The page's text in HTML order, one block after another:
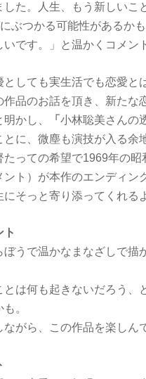
た。人生、もう新しいこ
にぶつかる可能性があるか
です。」と温かくコメン
としても実生活でも恋愛と
品のお話を頂き、新た
かし、
「 小林聡美さんの
とに、微塵も演技が入る
たっての希望で1969年の
ト）が本作のエンディン
にそっと寄り添ってくれる
うで温かなまなざしで描
とは何も起きないだろう、
。
がら、この作品を楽しん